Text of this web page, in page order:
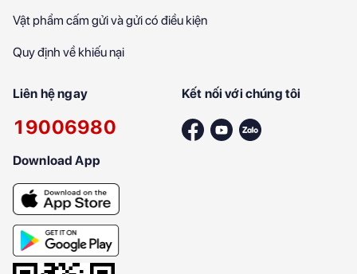
Vật phẩm cấm gửi và gửi có điều kiện
Quy định về khiếu nại
Liên hệ ngay
19006980
Kết nối với chúng tôi
Download App